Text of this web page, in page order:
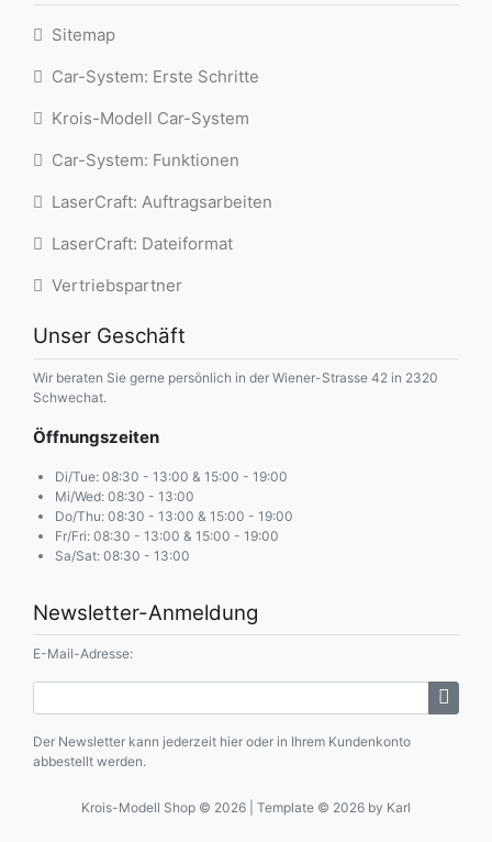
Sitemap
Car-System: Erste Schritte
Krois-Modell Car-System
Car-System: Funktionen
LaserCraft: Auftragsarbeiten
LaserCraft: Dateiformat
Vertriebspartner
Unser Geschäft
Wir beraten Sie gerne persönlich in der Wiener-Strasse 42 in 2320
Schwechat.
Öffnungszeiten
Di/Tue: 08:30 - 13:00 & 15:00 - 19:00
Mi/Wed: 08:30 - 13:00
Do/Thu: 08:30 - 13:00 & 15:00 - 19:00
Fr/Fri: 08:30 - 13:00 & 15:00 - 19:00
Sa/Sat: 08:30 - 13:00
Newsletter-Anmeldung
E-Mail-Adresse:
Der Newsletter kann jederzeit hier oder in Ihrem Kundenkonto
abbestellt werden.
Krois-Modell Shop © 2026 | Template © 2026 by Karl